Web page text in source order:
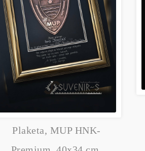
Plaketa, MUP HNK-